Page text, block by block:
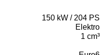
150 kW / 204 PS
Elektro
1 cm³